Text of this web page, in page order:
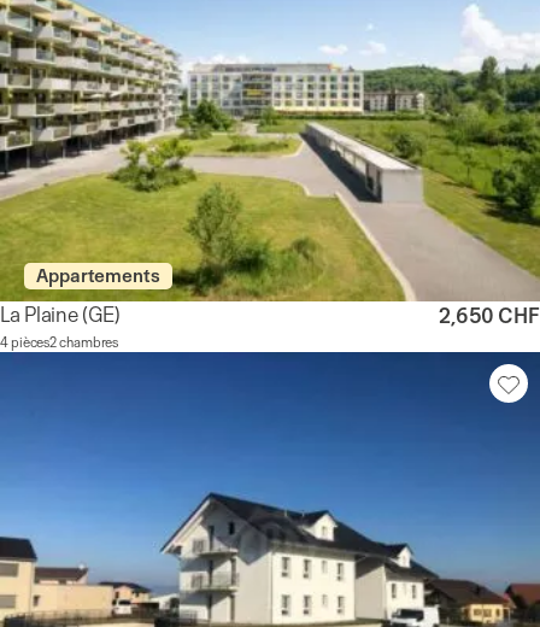
Appartements
La Plaine(GE)
4 pièces2 chambres
2,650 CHF